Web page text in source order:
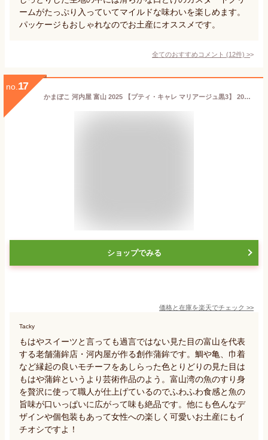
ームがたっぷり入っていてマイルドな味わいを楽しめます。
パッケージもおしゃれなのでお土産にオススメです。
全てのおすすめコメント (12件) >
no. 17
かまぼこ 河内屋 富山 2025 【プティ・キャレ マリアージュ黒3】 2025 ギフト お取り寄せグルメ 初節句 内祝い お祝い お返し 母の日 父の日 お中元 敬老の日 お歳暮 惣菜 スティック おつまみ 惣菜ギフト 2025 練り物
ショップでみる
価格と在庫を楽天でチェック >>
Tacky
もはやスイーツと言っても過言ではない見た目の富山を代表
する老舗蒲鉾店・河内屋が作る創作蒲鉾です。鯛や亀、巾着
など縁起の良いモチーフをあしらった色とりどりの見た目は
もはや蒲鉾というより芸術作品のよう。富山湾の魚のすり身
を贅沢に使って職人が仕上げているのでふわふわ食感と魚の
旨味が口いっぱいに広がって味も絶品です。他にも色んなデ
ザインや個包装もあって女性への楽しく可愛いお土産にもイ
チオシですよ！